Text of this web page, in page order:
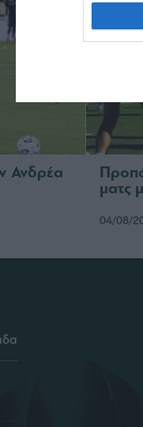
I want
Ανδρέα
ματς
04/08/